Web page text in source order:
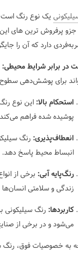
یک نوع رنگ است
جزو پرفروش ترین های
دارد که آن را
در برابر شرایط محیطی:
برای پوشش‌دهی
استحکام بالا: این نوع
پوشیده شده فراهم
انعطاف‌پذیری: رنگ
انبساط محیط پاسخ دهد.
رنگ‌پایه آبی: برخی از
زندگی و سلامتی
کاربردها: رنگ
می‌شود و در برخی از
به خصوصیات فوق، رنگ